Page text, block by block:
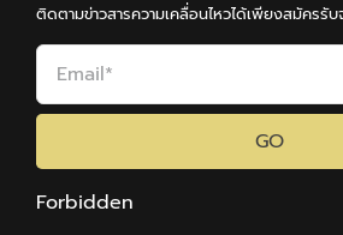
ติดตามข่าวสารความเคลื่อนไหวได้เพียงสมัครรั
GO
Forbidden